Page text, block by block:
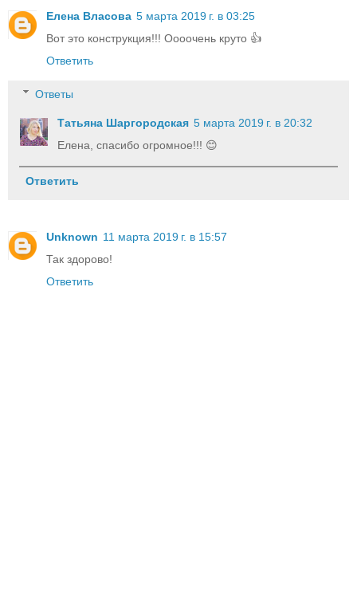
Елена Власова 5 марта 2019 г. в 03:25
Вот это конструкция!!! Оооочень круто 👍
Ответить
Ответы
Татьяна Шаргородская 5 марта 2019 г. в 20:32
Елена, спасибо огромное!!! 😊
Ответить
Unknown 11 марта 2019 г. в 15:57
Так здорово!
Ответить